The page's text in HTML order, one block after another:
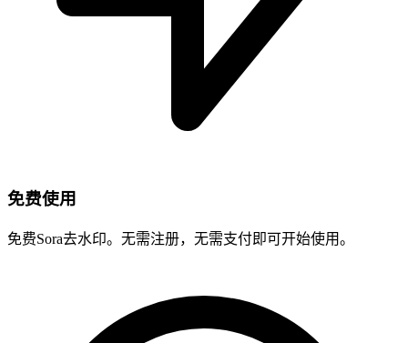
免费使用
免费Sora去水印。无需注册，无需支付即可开始使用。